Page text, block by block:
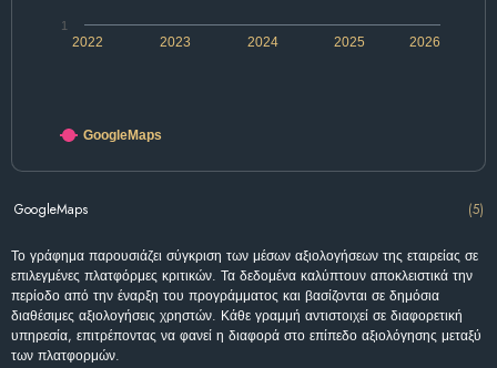
2022 2024 2026
2023 2025
1
GoogleMaps
GoogleMaps (5)
Το γράφημα παρουσιάζει σύγκριση των μέσων αξιολογήσεων της εταιρείας σε
επιλεγμένες πλατφόρμες κριτικών. Τα δεδομένα καλύπτουν αποκλειστικά την
περίοδο από την έναρξη του προγράμματος και βασίζονται σε δημόσια
διαθέσιμες αξιολογήσεις χρηστών. Κάθε γραμμή αντιστοιχεί σε διαφορετική
υπηρεσία, επιτρέποντας να φανεί η διαφορά στο επίπεδο αξιολόγησης μεταξύ
των πλατφορμών.